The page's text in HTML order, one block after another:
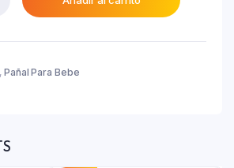
₲ 52.700.
, Pañal Para Bebe